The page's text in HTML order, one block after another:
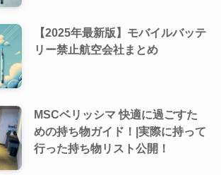
【2025年最新版】モバイルバッテ
リー禁止航空会社まとめ
MSCベリッシマ 快適に過ごすた
めの持ち物ガイド！|実際に持って
行った持ち物リスト公開！